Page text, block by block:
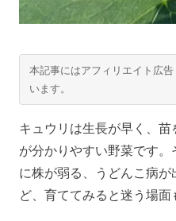
本記事にはアフィリエイト広
います。
キュウリは生長が早く、
が分かりやすい野菜です
に株が弱る、うどんこ病
ど、育ててみると迷う場面